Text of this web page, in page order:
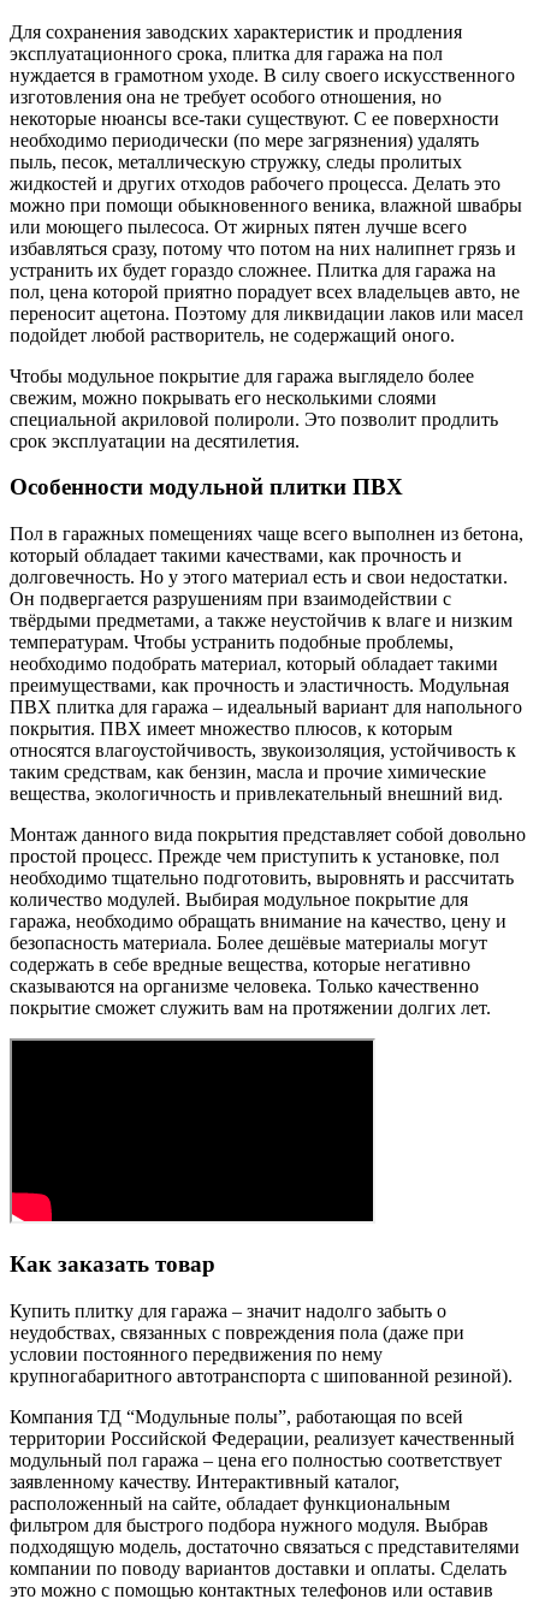
Для сохранения заводских характеристик и продления
эксплуатационного срока, плитка для гаража на пол
нуждается в грамотном уходе. В силу своего искусственного
изготовления она не требует особого отношения, но
некоторые нюансы все-таки существуют. С ее поверхности
необходимо периодически (по мере загрязнения) удалять
пыль, песок, металлическую стружку, следы пролитых
жидкостей и других отходов рабочего процесса. Делать это
можно при помощи обыкновенного веника, влажной швабры
или моющего пылесоса. От жирных пятен лучше всего
избавляться сразу, потому что потом на них налипнет грязь и
устранить их будет гораздо сложнее. Плитка для гаража на
пол, цена которой приятно порадует всех владельцев авто, не
переносит ацетона. Поэтому для ликвидации лаков или масел
подойдет любой растворитель, не содержащий оного.
Чтобы модульное покрытие для гаража выглядело более
свежим, можно покрывать его несколькими слоями
специальной акриловой полироли. Это позволит продлить
срок эксплуатации на десятилетия.
Особенности модульной плитки ПВХ
Пол в гаражных помещениях чаще всего выполнен из бетона,
который обладает такими качествами, как прочность и
долговечность. Но у этого материал есть и свои недостатки.
Он подвергается разрушениям при взаимодействии с
твёрдыми предметами, а также неустойчив к влаге и низким
температурам. Чтобы устранить подобные проблемы,
необходимо подобрать материал, который обладает такими
преимуществами, как прочность и эластичность. Модульная
ПВХ плитка для гаража – идеальный вариант для напольного
покрытия. ПВХ имеет множество плюсов, к которым
относятся влагоустойчивость, звукоизоляция, устойчивость к
таким средствам, как бензин, масла и прочие химические
вещества, экологичность и привлекательный внешний вид.
Монтаж данного вида покрытия представляет собой довольно
простой процесс. Прежде чем приступить к установке, пол
необходимо тщательно подготовить, выровнять и рассчитать
количество модулей. Выбирая модульное покрытие для
гаража, необходимо обращать внимание на качество, цену и
безопасность материала. Более дешёвые материалы могут
содержать в себе вредные вещества, которые негативно
сказываются на организме человека. Только качественно
покрытие сможет служить вам на протяжении долгих лет.
Как заказать товар
Купить плитку для гаража – значит надолго забыть о
неудобствах, связанных с повреждения пола (даже при
условии постоянного передвижения по нему
крупногабаритного автотранспорта с шипованной резиной).
Компания ТД “Модульные полы”, работающая по всей
территории Российской Федерации, реализует качественный
модульный пол гаража – цена его полностью соответствует
заявленному качеству. Интерактивный каталог,
расположенный на сайте, обладает функциональным
фильтром для быстрого подбора нужного модуля. Выбрав
подходящую модель, достаточно связаться с представителями
компании по поводу вариантов доставки и оплаты. Сделать
это можно с помощью контактных телефонов или оставив